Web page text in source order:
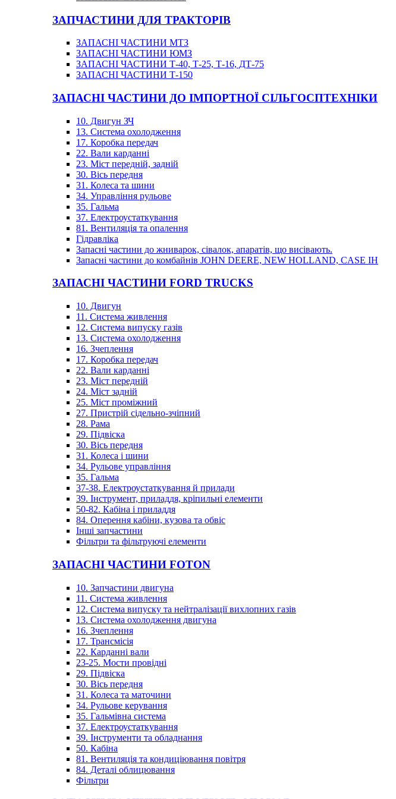
ЗАПЧАСТИНИ ДЛЯ ТРАКТОРІВ
ЗАПАСНІ ЧАСТИНИ МТЗ
ЗАПАСНІ ЧАСТИНИ ЮМЗ
ЗАПАСНІ ЧАСТИНИ Т-40, Т-25, Т-16, ДТ-75
ЗАПАСНІ ЧАСТИНИ Т-150
ЗАПАСНІ ЧАСТИНИ ДО ІМПОРТНОЇ СІЛЬГОСПТЕХНІКИ
10. Двигун ЗЧ
13. Система охолодження
17. Коробка передач
22. Вали карданні
23. Міст передній, задній
30. Вісь передня
31. Колеса та шини
34. Управління рульове
35. Гальма
37. Електроустаткування
81. Вентиляція та опалення
Гідравліка
Запасні частини до жниварок, сівалок, апаратів, що висівають.
Запасні частини до комбайнів JOHN DEERE, NEW HOLLAND, CASE IH
ЗАПАСНІ ЧАСТИНИ FORD TRUCKS
10. Двигун
11. Система живлення
12. Система випуску газів
13. Система охолодження
16. Зчеплення
17. Коробка передач
22. Вали карданні
23. Міст передній
24. Міст задній
25. Міст проміжний
27. Пристрій сідельно-зчіпний
28. Рама
29. Підвіска
30. Вісь передня
31. Колеса і шини
34. Рульове управління
35. Гальма
37-38. Електроустаткування й прилади
39. Інструмент, приладдя, кріпильні елементи
50-82. Кабіна і приладдя
84. Оперення кабіни, кузова та обвіс
Інші запчастини
Фільтри та фільтруючі елементи
ЗАПАСНІ ЧАСТИНИ FOTON
10. Запчастини двигуна
11. Система живлення
12. Система випуску та нейтралізації вихлопних газів
13. Система охолодження двигуна
16. Зчеплення
17. Трансмісія
22. Карданні вали
23-25. Мости провідні
29. Підвіска
30. Вісь передня
31. Колеса та маточини
34. Рульове керування
35. Гальмівна система
37. Електроустаткування
39. Інструменти та обладнання
50. Кабіна
81. Вентиляція та кондиціювання повітря
84. Деталі облицювання
Фільтри